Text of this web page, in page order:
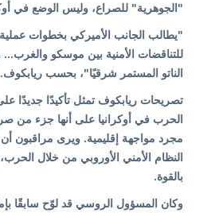
"الجوهرية" للصراع، وليس الوضع في
"يطالب الجانب الأميركي بخطوات عملية
للتناقضات الأمنية بين موسكو
الناتو المستمر شرقيًا"، بحسب ريابكوف.
تصريحات ريابكوف تمثل تأكيدًا جديدًا
الحرب في أوكرانيا على أنها جزء من
مجرد مواجهة إقليمية. ويرى مراقبون
النظام الأمني الأوروبي من خلال
بالقوة.
وكان المسؤول الروسي قد لوّح سابقًا